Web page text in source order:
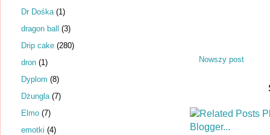
Nowszy post
Dr Dośka (1)
dragon ball (3)
Drip cake (280)
dron (1)
Dyplom (8)
Dżungla (7)
Elmo (7)
emotki (4)